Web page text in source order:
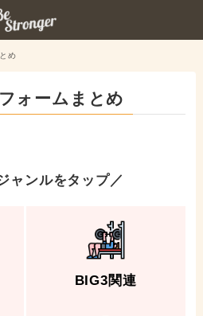
め
ォームまとめ
ャンルをタップ／
BIG3関連